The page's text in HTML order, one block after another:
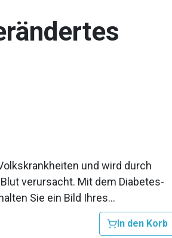
und wird durch
verursacht. Mit dem Diabetes-
Sie ein Bild Ihres
geben kann, ob bei Ihnen ein
Test misst Ihren
In den Korb